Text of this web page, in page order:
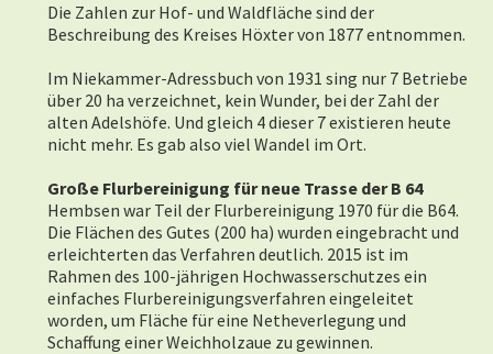
Die Zahlen zur Hof- und Waldfläche sind der
Beschreibung des Kreises Höxter von 1877 entnommen.
Im Niekammer-Adressbuch von 1931 sing nur 7 Betriebe
über 20 ha verzeichnet, kein Wunder, bei der Zahl der
alten Adelshöfe. Und gleich 4 dieser 7 existieren heute
nicht mehr. Es gab also viel Wandel im Ort.
Große Flurbereinigung für neue Trasse der B 64
Hembsen war Teil der Flurbereinigung 1970 für die B64.
Die Flächen des Gutes (200 ha) wurden eingebracht und
erleichterten das Verfahren deutlich. 2015 ist im
Rahmen des 100-jährigen Hochwasserschutzes ein
einfaches Flurbereinigungsverfahren eingeleitet
worden, um Fläche für eine Netheverlegung und
Schaffung einer Weichholzaue zu gewinnen.